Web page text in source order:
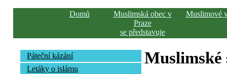
Domů
Muslimská obec v
Praze
se představuje
Muslimové
Páteční kázání
Letáky o islámu
Muslimské